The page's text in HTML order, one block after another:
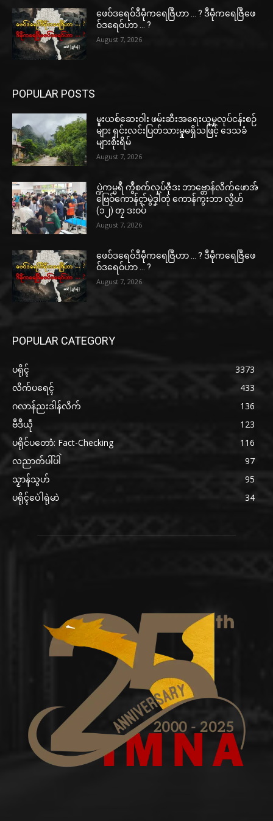
ဖေဝ်ဒရေဝ်ဒဳမဵုကရေဇြဳဟာ … ? ဒဳမဵုကရေဇြဳဖေ
ဝ်ဒရေဝ်ဟာ … ?
August 7, 2026
POPULAR POSTS
မူးယစ်ဆေးဝါး ဖမ်းဆီးအရေးယူမှုလုပ်ငန်းစဉ်
များ ရှင်းလင်းပြတ်သားမှုမရှိသဖြင့် ဒေသခံ
များစိုးရိမ်
August 7, 2026
ပ္ဍဲကမ္မရဳ ကွဳစက်လုပ်ဇီုဒး ဘာဗ္တောန်လိက်ဖောအ်
ဗြေဝ်ကောန်ၚာ်မွဲဒၞါဲတုဲ ကောန်ကွးဘာ လၟိဟ်
(၁၂) တၠ ဒးဝပ်
August 7, 2026
ဖေဝ်ဒရေဝ်ဒဳမဵုကရေဇြဳဟာ … ? ဒဳမဵုကရေဇြဳဖေ
ဝ်ဒရေဝ်ဟာ … ?
August 7, 2026
POPULAR CATEGORY
ပရိုၚ်
3373
လိက်ပရေၚ်
433
ဂလာန်ညးဒါန်လိက်
136
ဗဳဒဳယဵု
123
ပရိုင်ပတောံ: Fact-Checking
116
လညာတ်ပါ်ပါဲ
97
သၟာန်သွဟ်
95
ပရိုၚ်ပေဲါရုဲမာဲ
34